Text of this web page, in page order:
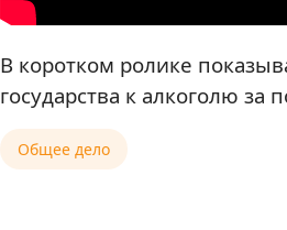
В коротком ролике
государства к алкоголю за
Общее дело